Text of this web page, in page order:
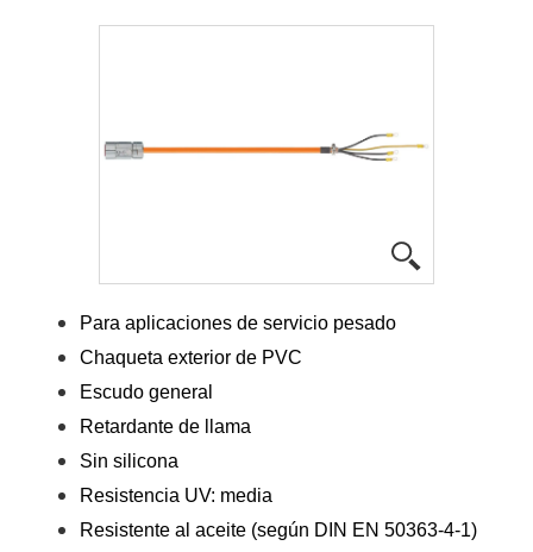
Para aplicaciones de servicio pesado
Chaqueta exterior de PVC
Escudo general
Retardante de llama
Sin silicona
Resistencia UV: media
Resistente al aceite (según DIN EN 50363-4-1)